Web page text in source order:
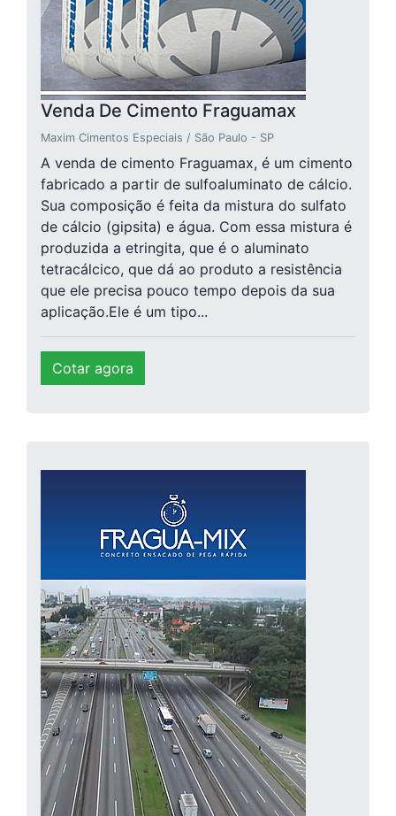
Venda De Cimento Fraguamax
Maxim Cimentos Especiais / São Paulo - SP
A venda de cimento Fraguamax, é um cimento
fabricado a partir de sulfoaluminato de cálcio.
Sua composição é feita da mistura do sulfato
de cálcio (gipsita) e água. Com essa mistura é
produzida a etringita, que é o aluminato
tetracálcico, que dá ao produto a resistência
que ele precisa pouco tempo depois da sua
aplicação.Ele é um tipo...
Cotar agora